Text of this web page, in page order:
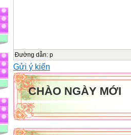
Đường dẫn: p
Gửi ý kiến
CHÀO NGÀY MỚI